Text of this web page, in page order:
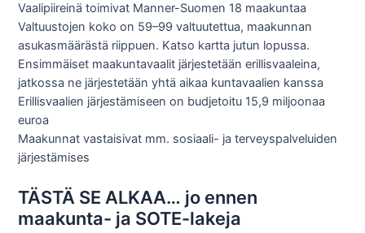
Vaalipiireinä toimivat Manner-Suomen 18 maakuntaa
Valtuustojen koko on 59–99 valtuutettua, maakunnan
asukasmäärästä riippuen. Katso kartta jutun lopussa.
Ensimmäiset maakuntavaalit järjestetään erillisvaaleina,
jatkossa ne järjestetään yhtä aikaa kuntavaalien kanssa
Erillisvaalien järjestämiseen on budjetoitu 15,9 miljoonaa
euroa
Maakunnat vastaisivat mm. sosiaali- ja terveyspalveluiden
järjestämises
TÄSTÄ SE ALKAA… jo ennen
maakunta- ja SOTE-lakeja